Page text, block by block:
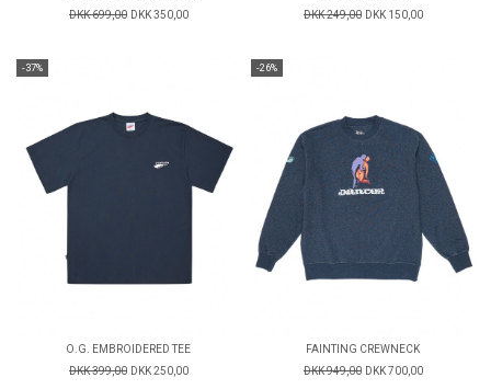
DKK 699,00 DKK 350,00
DKK 249,00 DKK 150,00
-37%
O.G. EMBROIDERED TEE
DKK 399,00 DKK 250,00
-26%
FAINTING CREWNECK
DKK 949,00 DKK 700,00